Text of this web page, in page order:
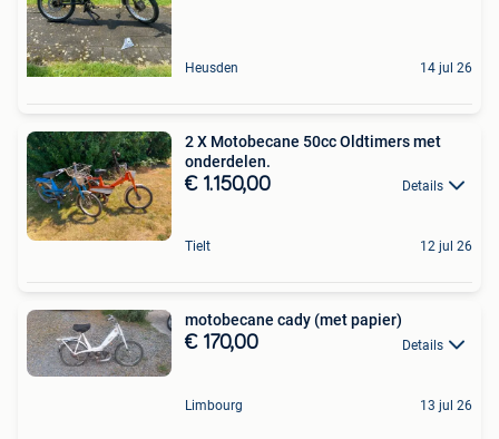
Heusden 14 jul 26
2 X Motobecane 50cc Oldtimers met
onderdelen.
€ 1.150,00 Details
Tielt 12 jul 26
motobecane cady (met papier)
€ 170,00 Details
Limbourg 13 jul 26